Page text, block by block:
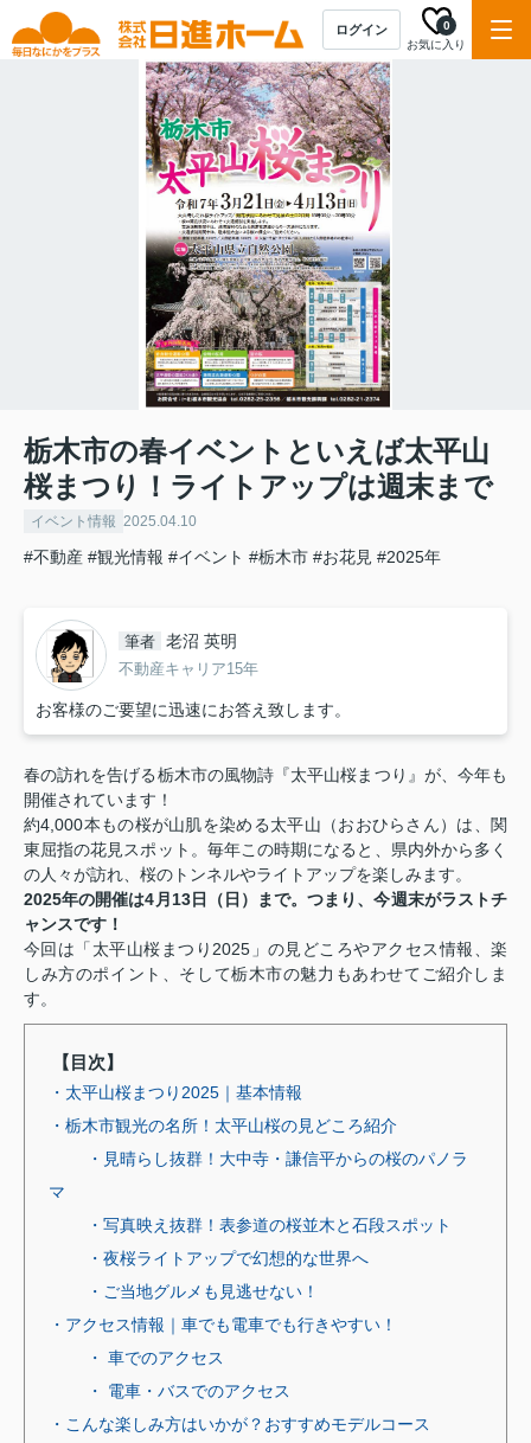
ログイン
お気に入り
0
栃木市の春イベントといえば太平山
桜まつり！ライトアップは週末まで
イベント情報 2025.04.10
#不動産 #観光情報 #イベント #栃木市 #お花見 #2025年
筆者 老沼 英明
不動産キャリア15年
お客様のご要望に迅速にお答え致します。
春の訪れを告げる栃木市の風物詩『太平山桜まつり』が、今年も
開催されています！
約4,000本もの桜が山肌を染める太平山（おおひらさん）は、関
東屈指の花見スポット。毎年この時期になると、県内外から多く
の人々が訪れ、桜のトンネルやライトアップを楽しみます。
2025年の開催は4月13日（日）まで。つまり、今週末がラストチ
ャンスです！
今回は「太平山桜まつり2025」の見どころやアクセス情報、楽
しみ方のポイント、そして栃木市の魅力もあわせてご紹介しま
す。
【目次】
・太平山桜まつり2025｜基本情報
・栃木市観光の名所！太平山桜の見どころ紹介
・見晴らし抜群！大中寺・謙信平からの桜のパノラ
マ
・写真映え抜群！表参道の桜並木と石段スポット
・夜桜ライトアップで幻想的な世界へ
・ご当地グルメも見逃せない！
・アクセス情報｜車でも電車でも行きやすい！
・ 車でのアクセス
・ 電車・バスでのアクセス
・こんな楽しみ方はいかが？おすすめモデルコース